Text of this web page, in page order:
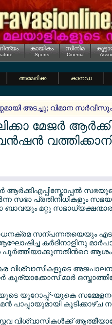
കായികം
Sports
സിനിമ
Cinema
അമേരിക്ക കാനഡ
അടച്ചു; വിമാന സര്‍വീസുകള്‍
മേജര്‍
ആര്‍ക്കിഎപ്പിസ്കോപ്പല്‍
സഭാ പ്രതിനിധികളും
ബാവയും മറ്റു
സന്പന്നതയെയും
കര്‍ദിനാളിനു
പൂര്‍ത്തിയാക്കുന്നതിന്‍റെ
വിശ്വാസികളുടെ
കുര്യാക്കോസ് മാര്‍
യൂറോപ്പ്~യുകെ
പാപ്പായുമായി കൂടിക്കാഴ്ച
വിശ്വാസികള്‍ക്ക്